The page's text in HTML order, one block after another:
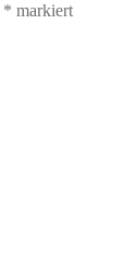
* markiert